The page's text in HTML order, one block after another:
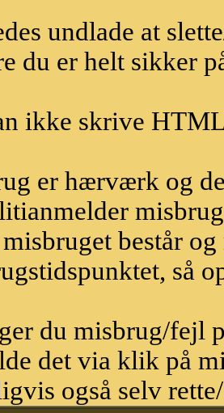
undlade at
du er helt sikker
ikke skrive
er hærværk og
består
så
du misbrug/fejl
det via klik på
også selv